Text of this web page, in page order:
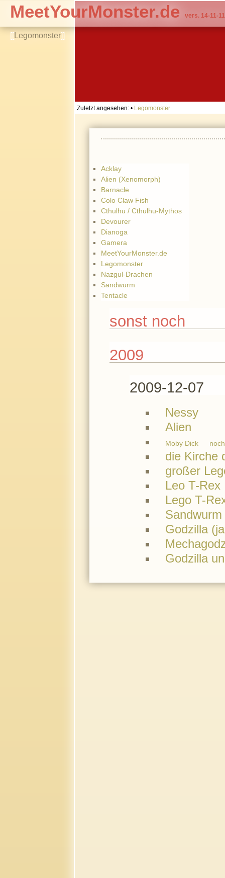
[[Legomonster]]
MeetYourMonster.de vers. 14-11-11
Zuletzt angesehen: • Legomonster
Acklay
Alien (Xenomorph)
Barnacle
Colo Claw Fish
Cthulhu / Cthulhu-Mythos
Devourer
Dianoga
Gamera
MeetYourMonster.de
Legomonster
Nazgul-Drachen
Sandwurm
Tentacle
sonst noch
2009
2009-12-07
Nessy
Alien
Moby Dick
die Kirche
großer
Leo T-Rex
Lego T-
Godzilla
Godzilla